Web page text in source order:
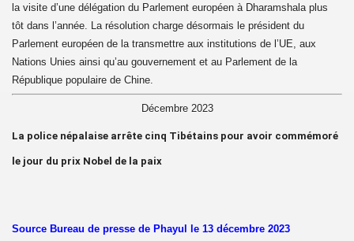
la visite d’une délégation du Parlement européen à Dharamshala plus
tôt dans l’année. La résolution charge désormais le président du
Parlement européen de la transmettre aux institutions de l’UE, aux
Nations Unies ainsi qu’au gouvernement et au Parlement de la
République populaire de Chine.
Décembre 2023
La police népalaise arrête cinq Tibétains pour avoir commémoré
le jour du prix Nobel de la paix
Source Bureau de presse de Phayul le 13 décembre 2023